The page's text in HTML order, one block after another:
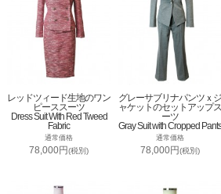
レッドツィード生地のワン
ピーススーツ
Dress Suit With Red Tweed
Fabric
通常価格
78,000円(税別)
グレーサブリナパンツｘジ
ャケットのセットアップス
ーツ
Gray Suit with Cropped Pants
通常価格
78,000円(税別)